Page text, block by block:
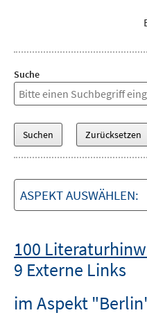
Suche
ASPEKT AUSWÄHLEN:
100
9 Externe Links
im Aspekt